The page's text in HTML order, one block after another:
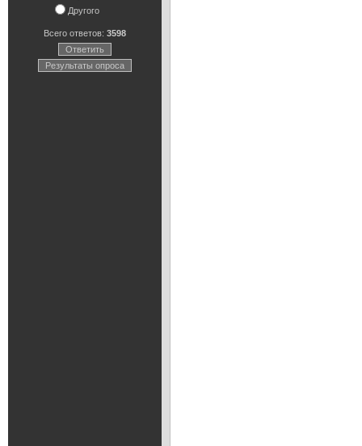
Другого
Всего ответов: 3598
Ответить
Результаты опроса